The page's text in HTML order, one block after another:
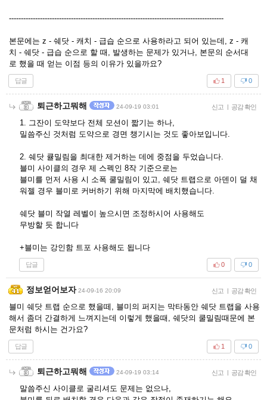
------------------------------------------------------------------------------------------
본문에는 z - 쉐닷 - 캐치 - 급습 순으로 사용하라고 되어 있는데, z - 캐
치 - 쉐닷 - 급습 순으로 할 때, 발생하는 문제가 있거나, 본문의 순서대
로 했을 때 얻는 이점 등의 이유가 있을까요?
답글 0
1
퇴근하고뭐해 24-09-19 03:01 신고 | 공감 확인
1. 그잔이 도약보다 전체 모션이 짧기는 하나,
밀씀주신 것처럼 도약으로 경면 챙기시는 것도 좋아보입니다.
2. 쉐닷 큘밀림을 최대한 제거하는 데에 중점을 두었습니다.
블미 사이클의 경우 제 스펙인 8작 기준으로는
블미를 먼저 사용 시 소폭 쿨밀림이 있고, 쉐닷 트랩으로 아덴이 덜 채
워젤 경우 블미로 커버하기 위해 마지막에 배치했습니다.
쉐닷 블미 작열 레벨이 높으시면 조정하시어 사용해도
무방할 듯 합니다
+블미는 강인함 트포 사용해도 됩니다
답글 0
0
정보얻어보자 24-09-16 20:09 신고 | 공감 확인
블미 쉐닷 트랩 순으로 했을떼, 블미의 퍼지는 막타동안 쉐닷 트랩을 사용
해서 좀더 간결하게 느껴지는데 이렇게 했을때, 쉐닷의 쿨밀림때문에 본
문처럼 하시는 건가요?
답글 0
1
퇴근하고뭐해 24-09-19 03:14 신고 | 공감 확인
말씀주신 사이클로 굴리셔도 문제는 없으나,